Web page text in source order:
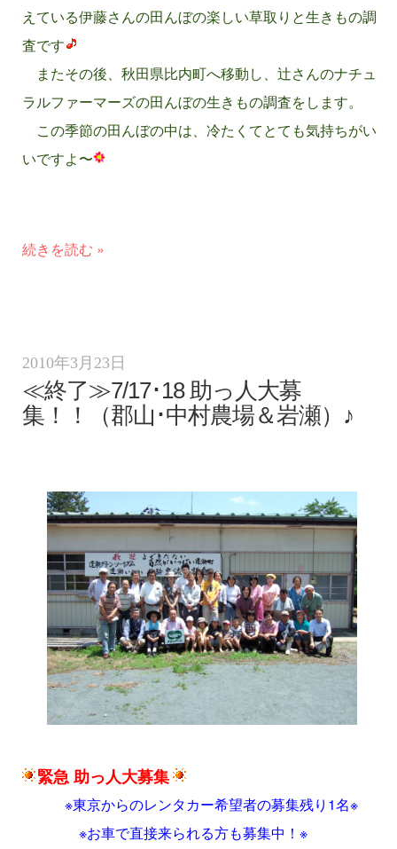
えている伊藤さんの田んぼの楽しい草取りと生きもの調
査です
またその後、秋田県比内町へ移動し、辻さんのナチュ
ラルファーマーズの田んぼの生きもの調査をします。
この季節の田んぼの中は、冷たくてとても気持ちがい
いですよ〜
続きを読む »
2010年3月23日
≪終了≫7/17･18 助っ人大募
集！！（郡山･中村農場＆岩瀬）♪
緊急 助っ人大募集
※東京からのレンタカー希望者の募集残り1名※
※お車で直接来られる方も募集中！※